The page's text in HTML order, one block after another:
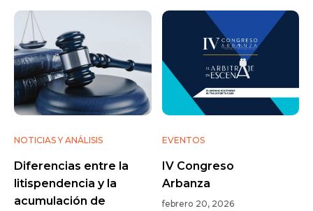
NOTICIAS Y ANÁLISIS
Diferencias entre la
litispendencia y la
acumulación de
EVENTOS
IV Congreso
Arbanza
febrero 20, 2026